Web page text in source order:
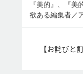
『美的』、『美
欲ある編集者／
【お詫びと